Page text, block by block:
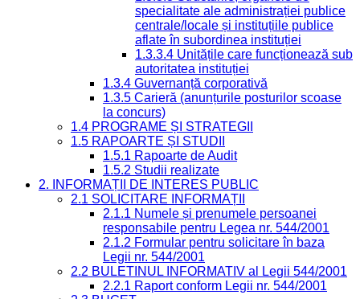
specialitate ale administrației publice
centrale/locale și instituțiile publice
aflate în subordinea instituției
1.3.3.4 Unitățile care funcționează sub
autoritatea instituției
1.3.4 Guvernanță corporativă
1.3.5 Carieră (anunțurile posturilor scoase
la concurs)
1.4 PROGRAME ȘI STRATEGII
1.5 RAPOARTE ȘI STUDII
1.5.1 Rapoarte de Audit
1.5.2 Studii realizate
2. INFORMAȚII DE INTERES PUBLIC
2.1 SOLICITARE INFORMAȚII
2.1.1 Numele și prenumele persoanei
responsabile pentru Legea nr. 544/2001
2.1.2 Formular pentru solicitare în baza
Legii nr. 544/2001
2.2 BULETINUL INFORMATIV al Legii 544/2001
2.2.1 Raport conform Legii nr. 544/2001